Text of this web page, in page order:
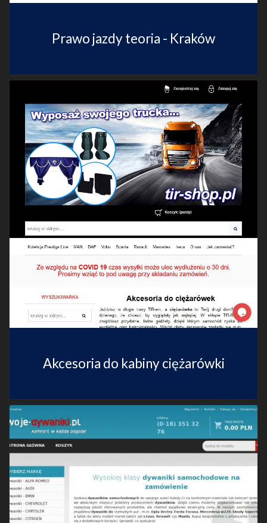
Prawo jazdy teoria - Kraków
Akcesoria do kabiny ciężarówki